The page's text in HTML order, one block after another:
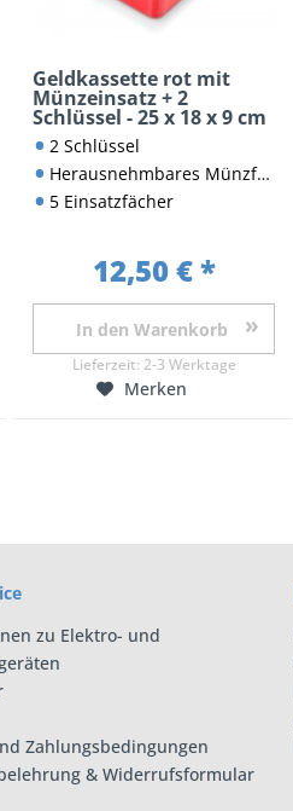
Geldkassette rot mit
Münzeinsatz + 2
Schlüssel - 25 x 18 x 9 cm
2 Schlüssel
Herausnehmbares Münzfach aus Kunststoff
5 Einsatzfächer
12,50 € *
In den Warenkorb
Lieferzeit: 2-3 Werktage
Merken
zu Elektro- und
Zahlungsbedingungen
& Widerrufsformular